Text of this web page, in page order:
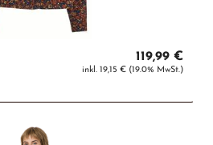
119,99 €
inkl. 19,15 € (19.0% MwSt.)